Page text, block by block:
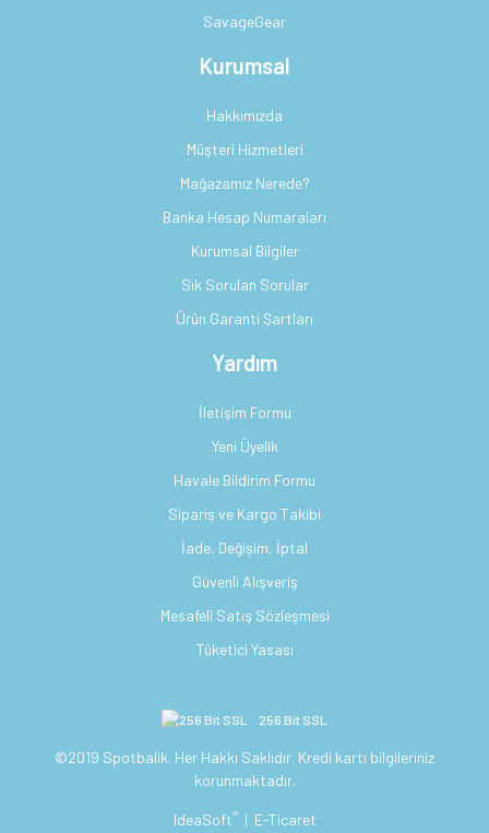
SavageGear
Kurumsal
Hakkımızda
Müşteri Hizmetleri
Mağazamız Nerede?
Banka Hesap Numaraları
Kurumsal Bilgiler
Sık Sorulan Sorular
Ürün Garanti Şartları
Yardım
İletişim Formu
Yeni Üyelik
Havale Bildirim Formu
Sipariş ve Kargo Takibi
İade, Değişim, İptal
Güvenli Alışveriş
Mesafeli Satış Sözleşmesi
Tüketici Yasası
256 Bit SSL
©2019 Spotbalik. Her Hakkı Saklıdır. Kredi kartı bilgileriniz
korunmaktadır.
IdeaSoft® | E-Ticaret